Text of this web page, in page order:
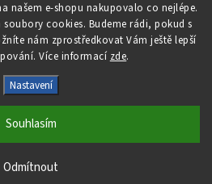
našem e-shopu nakupovalo co nejlépe.
cookies. Budeme rádi, pokud s
nám zprostředkovat Vám ještě lepší
Více informací zde.
Nastavení
Odmítnout
Souhlasím
. Všechna práva vyhrazena.
nastavení cookies
Shoptet | DesignShoptak.cz
Filipesmedia 🧡